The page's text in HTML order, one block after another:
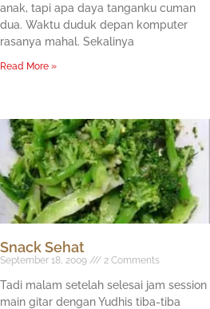
anak, tapi apa daya tanganku cuman
dua. Waktu duduk depan komputer
rasanya mahal. Sekalinya
Read More »
Snack Sehat
September 18, 2009 2 Comments
Tadi malam setelah selesai jam session
main gitar dengan Yudhis tiba-tiba